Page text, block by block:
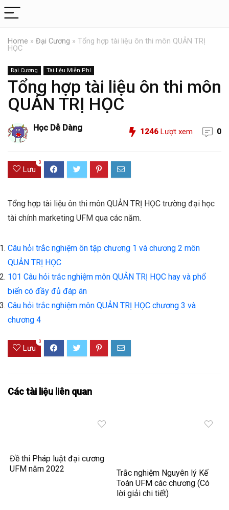
Home » Đại Cương » Tổng hợp tài liệu ôn thi môn QUẢN TRỊ
HỌC
Đại Cương Tài liệu Miễn Phí
Tổng hợp tài liệu ôn thi môn
QUẢN TRỊ HỌC
Học Dễ Dàng 1246 Lượt xem 0
Lưu
0
Tổng hợp tài liệu ôn thi môn QUẢN TRỊ HỌC trường đại học
tài chính marketing UFM qua các năm.
Câu hỏi trắc nghiệm ôn tập chương 1 và chương 2 môn
QUẢN TRỊ HỌC
101 Câu hỏi trắc nghiệm môn QUẢN TRỊ HỌC hay và phổ
biến có đầy đủ đáp án
Câu hỏi trắc nghiệm môn QUẢN TRỊ HỌC chương 3 và
chương 4
Lưu
0
Các tài liệu liên quan
Đề thi Pháp luật đại cương
UFM năm 2022
Trắc nghiệm Nguyên lý Kế
Toán UFM các chương (Có
lời giải chi tiết)